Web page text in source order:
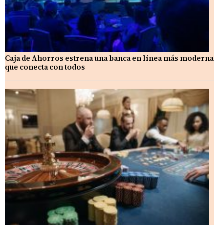
Caja de Ahorros estrena una banca en línea más moderna
que conecta con todos